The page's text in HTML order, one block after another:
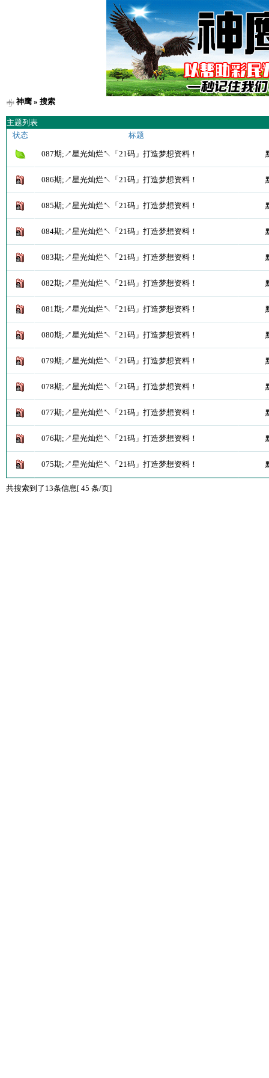
神鹰» 搜索
主题列表
状态
标题
087期;↗星光灿烂↖「21码」打造梦想资料！
086期;↗星光灿烂↖「21码」打造梦想资料！
085期;↗星光灿烂↖「21码」打造梦想资料！
084期;↗星光灿烂↖「21码」打造梦想资料！
083期;↗星光灿烂↖「21码」打造梦想资料！
082期;↗星光灿烂↖「21码」打造梦想资料！
081期;↗星光灿烂↖「21码」打造梦想资料！
080期;↗星光灿烂↖「21码」打造梦想资料！
079期;↗星光灿烂↖「21码」打造梦想资料！
078期;↗星光灿烂↖「21码」打造梦想资料！
077期;↗星光灿烂↖「21码」打造梦想资料！
076期;↗星光灿烂↖「21码」打造梦想资料！
075期;↗星光灿烂↖「21码」打造梦想资料！
共搜索到了13条信息[ 45 条/页]